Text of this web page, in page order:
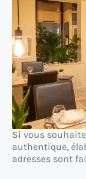
Si vous
authentique,
adresses sont